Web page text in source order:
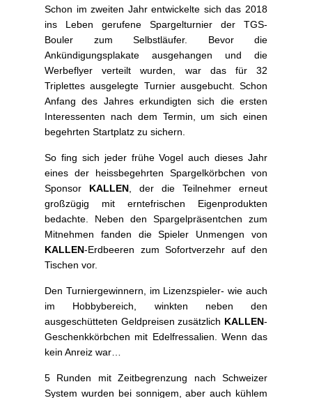
Schon im zweiten Jahr entwickelte sich das 2018
ins Leben gerufene Spargelturnier der TGS-
Bouler zum Selbstläufer. Bevor die
Ankündigungsplakate ausgehangen und die
Werbeflyer verteilt wurden, war das für 32
Triplettes ausgelegte Turnier ausgebucht. Schon
Anfang des Jahres erkundigten sich die ersten
Interessenten nach dem Termin, um sich einen
begehrten Startplatz zu sichern.
So fing sich jeder frühe Vogel auch dieses Jahr
eines der heissbegehrten Spargelkörbchen von
Sponsor KALLEN , der die Teilnehmer erneut
großzügig mit erntefrischen Eigenprodukten
bedachte. Neben den Spargelpräsentchen zum
Mitnehmen fanden die Spieler Unmengen von
KALLEN-Erdbeeren zum Sofortverzehr auf den
Tischen vor.
Den Turniergewinnern, im Lizenzspieler- wie auch
im Hobbybereich, winkten neben den
ausgeschütteten Geldpreisen zusätzlich KALLEN-
Geschenkkörbchen mit Edelfressalien. Wenn das
kein Anreiz war…
5 Runden mit Zeitbegrenzung nach Schweizer
System wurden bei sonnigem, aber auch kühlem